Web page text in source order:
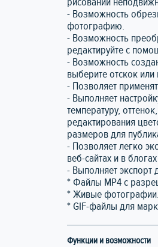
- Возможность
фотографию.
- Возможность
редактируйте с
- Возможность
выберите отскок или
- Позволяет
- Выполняет
температуру,
редактирования
размеров для
- Позволяет легко
веб-сайтах и в
- Выполняет
* Файлы MP4 с
* Живые фотографии.
* GIF-файлы для
Функции и возможности